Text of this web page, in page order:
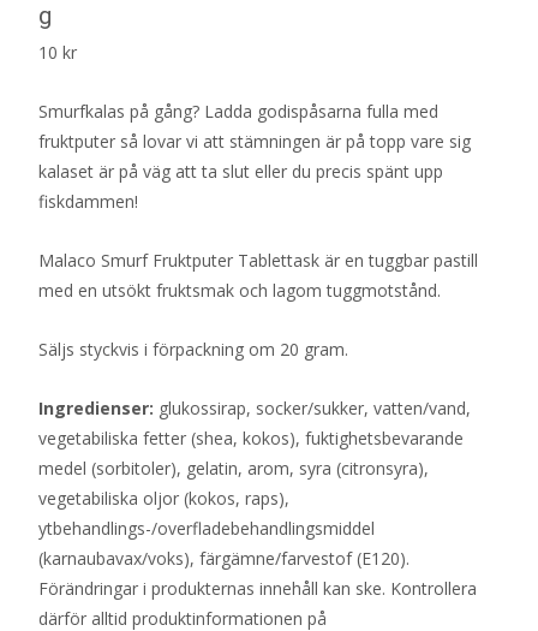
g
10 kr
Smurfkalas på gång? Ladda godispåsarna fulla med
fruktputer så lovar vi att stämningen är på topp vare sig
kalaset är på väg att ta slut eller du precis spänt upp
fiskdammen!
Malaco Smurf Fruktputer Tablettask är en tuggbar pastill
med en utsökt fruktsmak och lagom tuggmotstånd.
Säljs styckvis i förpackning om 20 gram.
Ingredienser: glukossirap, socker/sukker, vatten/vand,
vegetabiliska fetter (shea, kokos), fuktighetsbevarande
medel (sorbitoler), gelatin, arom, syra (citronsyra),
vegetabiliska oljor (kokos, raps),
ytbehandlings-/overfladebehandlingsmiddel
(karnaubavax/voks), färgämne/farvestof (E120).
Förändringar i produkternas innehåll kan ske. Kontrollera
därför alltid produktinformationen på